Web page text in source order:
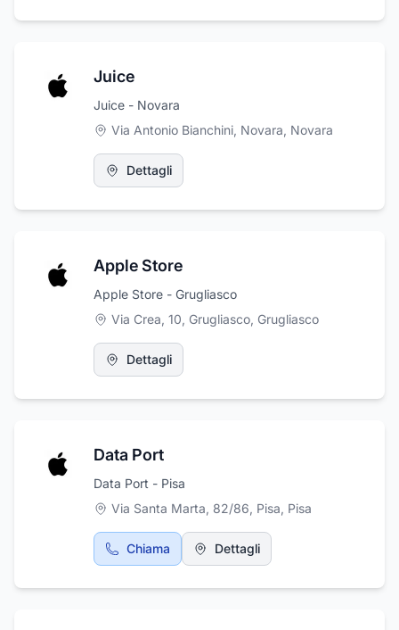
Juice
Juice - Novara
Via Antonio Bianchini, Novara, Novara
Dettagli
Apple Store
Apple Store - Grugliasco
Via Crea, 10, Grugliasco, Grugliasco
Dettagli
Data Port
Data Port - Pisa
Via Santa Marta, 82/86, Pisa, Pisa
Chiama Dettagli